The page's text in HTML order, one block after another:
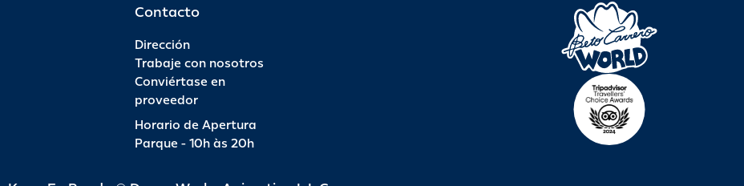
Contacto
Dirección
Trabaje con nosotros
Conviértase en
proveedor
Horario de Apertura
Parque - 10h às 20h